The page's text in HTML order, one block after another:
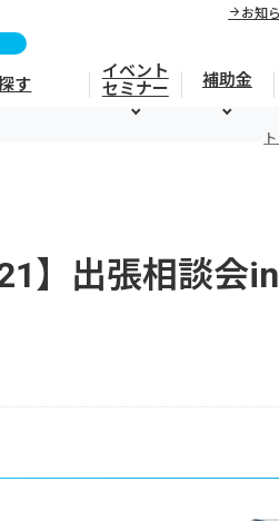
す
イベント
セミナー
補助金
お知
21】出張相談会